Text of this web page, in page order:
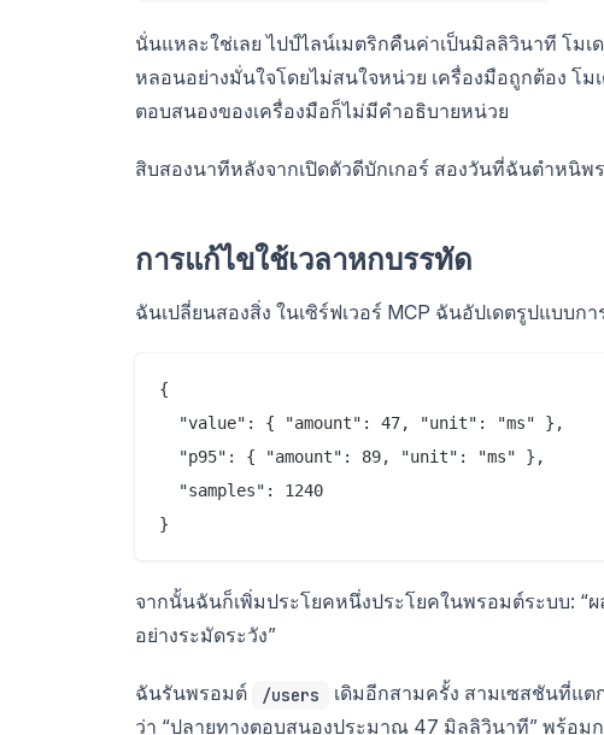
นั่นแหละใช่เลย ไปป์ไลน์เมตริกคืนค่าเป็นมิลลิวินาที โม
หลอนอย่างมั่นใจโดยไม่สนใจหน่วย เครื่องมือถูกต้อง โ
ตอบสนองของเครื่องมือก็ไม่มีคำอธิบายหน่วย
สิบสองนาทีหลังจากเปิดตัวดีบักเกอร์ สองวันที่ฉันตำหนิพ
การแก้ไขใช้เวลาหกบรรทัด
ฉันเปลี่ยนสองสิ่ง ในเซิร์ฟเวอร์ MCP ฉันอัปเดตรูปแบบก
{
  "value": { "amount": 47, "unit": "ms" },
  "p95": { "amount": 89, "unit": "ms" },
  "samples": 1240
จากนั้นฉันก็เพิ่มประโยคหนึ่งประโยคในพรอมต์ระบบ: “
อย่างระมัดระวัง”
ฉันรันพรอมต์ /users
เดิมอีกสามครั้ง สามเซสชันที่แ
ว่า “ปลายทางตอบสนองประมาณ 47 มิลลิวินาที” พร้อม